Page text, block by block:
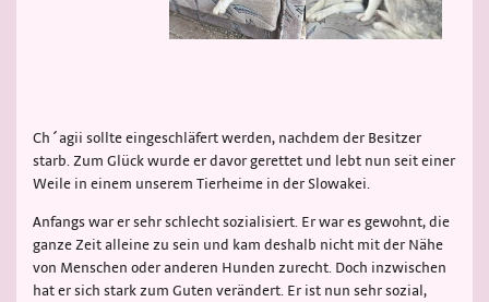
Ch´agii sollte eingeschläfert werden, nachdem der Besitzer
starb. Zum Glück wurde er davor gerettet und lebt nun seit einer
Weile in einem unserem Tierheime in der Slowakei.
Anfangs war er sehr schlecht sozialisiert. Er war es gewohnt, die
ganze Zeit alleine zu sein und kam deshalb nicht mit der Nähe
von Menschen oder anderen Hunden zurecht. Doch inzwischen
hat er sich stark zum Guten verändert. Er ist nun sehr sozial,